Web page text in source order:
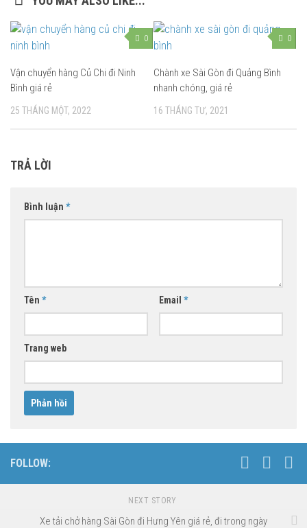
0
Vận chuyển hàng Củ Chi đi Ninh
Bình giá rẻ
25 THÁNG MỘT, 2022
0
Chành xe Sài Gòn đi Quảng Bình
nhanh chóng, giá rẻ
16 THÁNG TƯ, 2021
TRẢ LỜI
Bình luận *
Tên * Email *
Trang web
FOLLOW:
NEXT STORY
Xe tải chở hàng Sài Gòn đi Hưng Yên giá rẻ, đi trong ngày